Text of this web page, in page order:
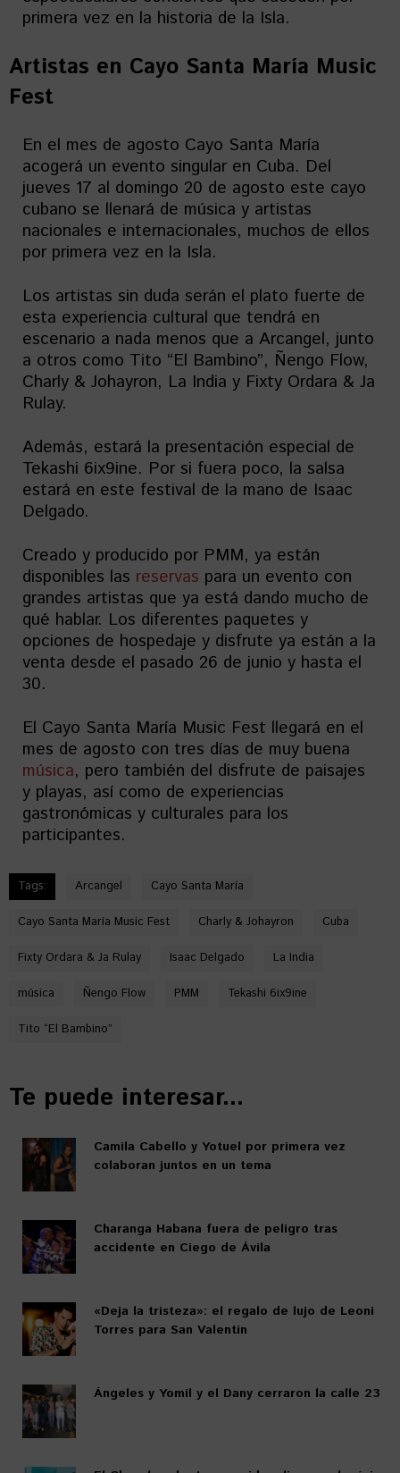
primera vez en la historia de la Isla.
Artistas en Cayo Santa María Music
Fest
En el mes de agosto Cayo Santa María
acogerá un evento singular en Cuba. Del
jueves 17 al domingo 20 de agosto este cayo
cubano se llenará de música y artistas
nacionales e internacionales, muchos de ellos
por primera vez en la Isla.
Los artistas sin duda serán el plato fuerte de
esta experiencia cultural que tendrá en
escenario a nada menos que a Arcangel, junto
a otros como Tito “El Bambino”, Ñengo Flow,
Charly & Johayron, La India y Fixty Ordara & Ja
Rulay.
Además, estará la presentación especial de
Tekashi 6ix9ine. Por si fuera poco, la salsa
estará en este festival de la mano de Isaac
Delgado.
Creado y producido por PMM, ya están
disponibles las reservas para un evento con
grandes artistas que ya está dando mucho de
qué hablar. Los diferentes paquetes y
opciones de hospedaje y disfrute ya están a la
venta desde el pasado 26 de junio y hasta el
30.
El Cayo Santa María Music Fest llegará en el
mes de agosto con tres días de muy buena
música, pero también del disfrute de paisajes
y playas, así como de experiencias
gastronómicas y culturales para los
participantes.
Tags: Arcangel Cayo Santa María
Cayo Santa María Music Fest Charly & Johayron Cuba
Fixty Ordara & Ja Rulay Isaac Delgado La India
música Ñengo Flow PMM Tekashi 6ix9ine
Tito “El Bambino”
Te puede interesar...
Camila Cabello y Yotuel por primera vez
colaboran juntos en un tema
Charanga Habana fuera de peligro tras
accidente en Ciego de Ávila
«Deja la tristeza»: el regalo de lujo de Leoni
Torres para San Valentín
Ángeles y Yomil y el Dany cerraron la calle 23